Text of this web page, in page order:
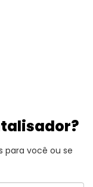
para você ou se